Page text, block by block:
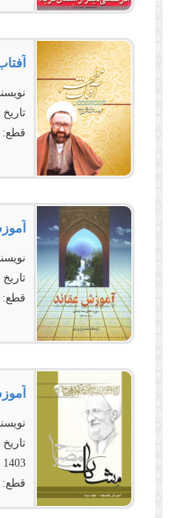
قطع:
قطع:
1403
قطع: